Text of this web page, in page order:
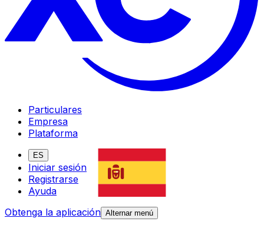
Particulares
Empresa
Plataforma
ES
Iniciar sesión
Registrarse
Ayuda
Obtenga la aplicación Alternar menú